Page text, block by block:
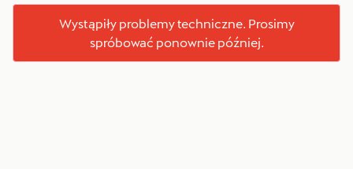
Wystąpiły problemy techniczne. Prosimy
spróbować ponownie później.